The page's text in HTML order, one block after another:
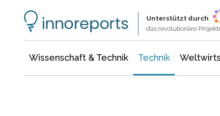
Unterstützt durch
das revolutionäre
Wissenschaft & Technik Technik